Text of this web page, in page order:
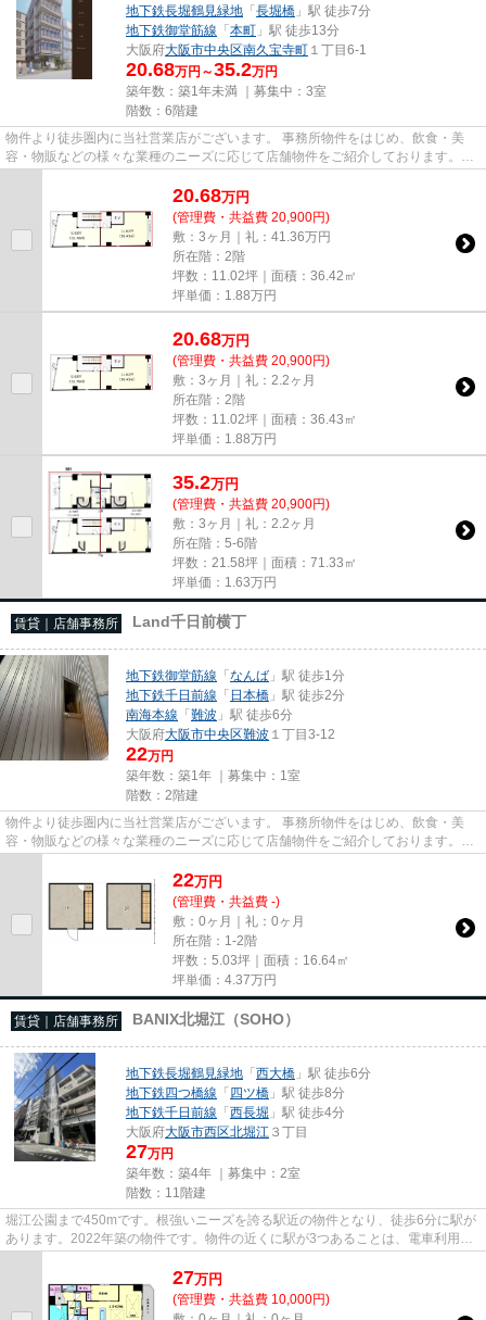
地下鉄長堀鶴見緑地 「長堀橋 」駅 徒歩7分
地下鉄御堂筋線 「本町 」駅 徒歩13分
大阪府大阪市中央区南久宝寺町 １丁目6-1
20.68万円～35.2万円
築年数：築1年未満 ｜募集中： 3室
階数：6階建
物件より徒歩圏内に当社営業店がございます。 事務所物件をはじめ、飲食・美
容・物販などの様々な業種のニーズに応じて店舗物件をご紹介しております。
尚、弊社ではおとり広告は一切...
20.68万円
(管理費・共益費 20,900円)
敷：3ヶ月｜礼：41.36万円
所在階：2階
坪数：11.02坪｜面積：36.42㎡
坪単価： 1.88万円
20.68万円
(管理費・共益費 20,900円)
敷：3ヶ月｜礼：2.2ヶ月
所在階：2階
坪数：11.02坪｜面積：36.43㎡
坪単価： 1.88万円
35.2万円
(管理費・共益費 20,900円)
敷：3ヶ月｜礼：2.2ヶ月
所在階：5-6階
坪数：21.58坪｜面積：71.33㎡
坪単価： 1.63万円
賃貸｜店舗事務所 Land千日前横丁
地下鉄御堂筋線 「なんば 」駅 徒歩1分
地下鉄千日前線 「 日本橋 」駅 徒歩2分
南海本線 「難波 」駅 徒歩6分
大阪府大阪市中央区難波 １丁目3-12
22万円
築年数：築1年 ｜募集中： 1室
階数：2階建
物件より徒歩圏内に当社営業店がございます。 事務所物件をはじめ、飲食・美
容・物販などの様々な業種のニーズに応じて店舗物件をご紹介しております。
尚、弊社ではおとり広告は一切...
22万円
(管理費・共益費 -)
敷：0ヶ月｜礼：0ヶ月
所在階：1-2階
坪数：5.03坪｜面積：16.64㎡
坪単価： 4.37万円
賃貸｜店舗事務所 BANIX北堀江（SOHO）
地下鉄長堀鶴見緑地 「西大橋 」駅 徒歩6分
地下鉄四つ橋線 「四ツ橋 」駅 徒歩8分
地下鉄千日前線 「西長堀 」駅 徒歩4分
大阪府大阪市西区北堀江 ３丁目
27万円
築年数：築4年 ｜募集中： 2室
階数：11階建
堀江公園まで450mです。根強いニーズを誇る駅近の物件となり、徒歩6分に駅が
あります。2022年築の物件です。物件の近くに駅が3つあることは、電車利用の
方には嬉しい条件です。高層建...
27万円
(管理費・共益費 10,000円)